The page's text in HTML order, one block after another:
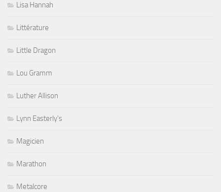
Lisa Hannah
Littérature
Little Dragon
Lou Gramm
Luther Allison
Lynn Easterly's
Magicien
Marathon
Metalcore